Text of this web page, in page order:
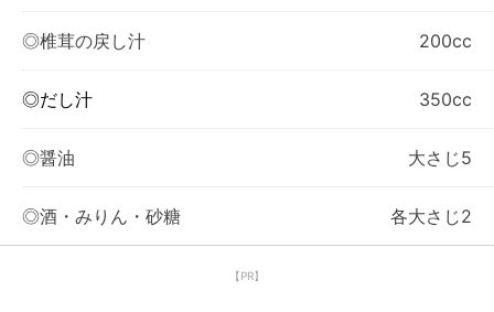
◎椎茸の戻し汁 200cc
◎だし汁 350cc
◎醤油 大さじ5
◎酒・みりん・砂糖 各大さじ2
【PR】